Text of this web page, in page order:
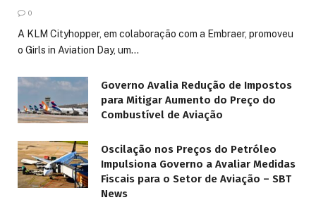
0
A KLM Cityhopper, em colaboração com a Embraer, promoveu
o Girls in Aviation Day, um…
Governo Avalia Redução de Impostos
para Mitigar Aumento do Preço do
Combustível de Aviação
Oscilação nos Preços do Petróleo
Impulsiona Governo a Avaliar Medidas
Fiscais para o Setor de Aviação – SBT
News